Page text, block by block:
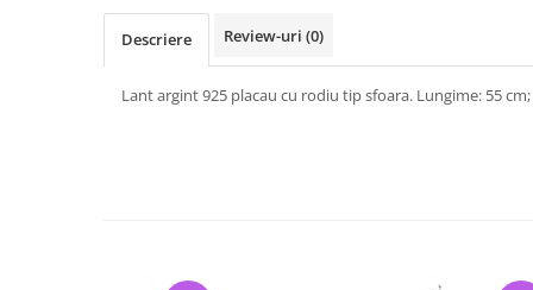
Descriere Review-uri (0)
Lant argint 925 placau cu rodiu tip sfoara. Lungime: 55